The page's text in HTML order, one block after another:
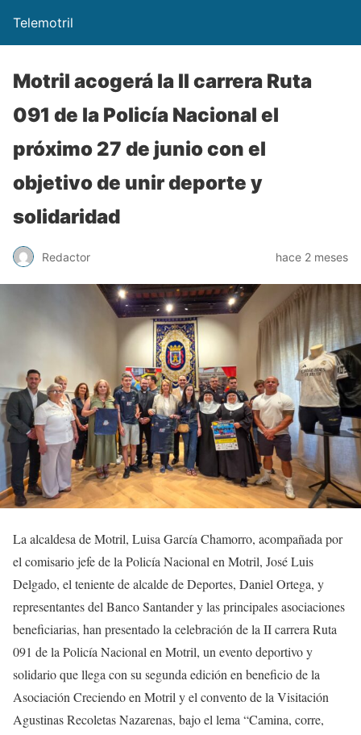
Telemotril
Motril acogerá la II carrera Ruta
091 de la Policía Nacional el
próximo 27 de junio con el
objetivo de unir deporte y
solidaridad
Redactor hace 2 meses
La alcaldesa de Motril, Luisa García Chamorro, acompañada por
el comisario jefe de la Policía Nacional en Motril, José Luis
Delgado, el teniente de alcalde de Deportes, Daniel Ortega, y
representantes del Banco Santander y las principales asociaciones
beneficiarias, han presentado la celebración de la II carrera Ruta
091 de la Policía Nacional en Motril, un evento deportivo y
solidario que llega con su segunda edición en beneficio de la
Asociación Creciendo en Motril y el convento de la Visitación
Agustinas Recoletas Nazarenas, bajo el lema “Camina, corre,